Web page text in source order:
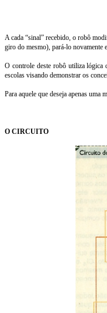
A cada “sinal” recebido, o robô
giro do mesmo), pará-lo novamente
O controle deste robô utiliza lógica
escolas visando demonstrar os
Para aquele que deseja apenas
O CIRCUITO